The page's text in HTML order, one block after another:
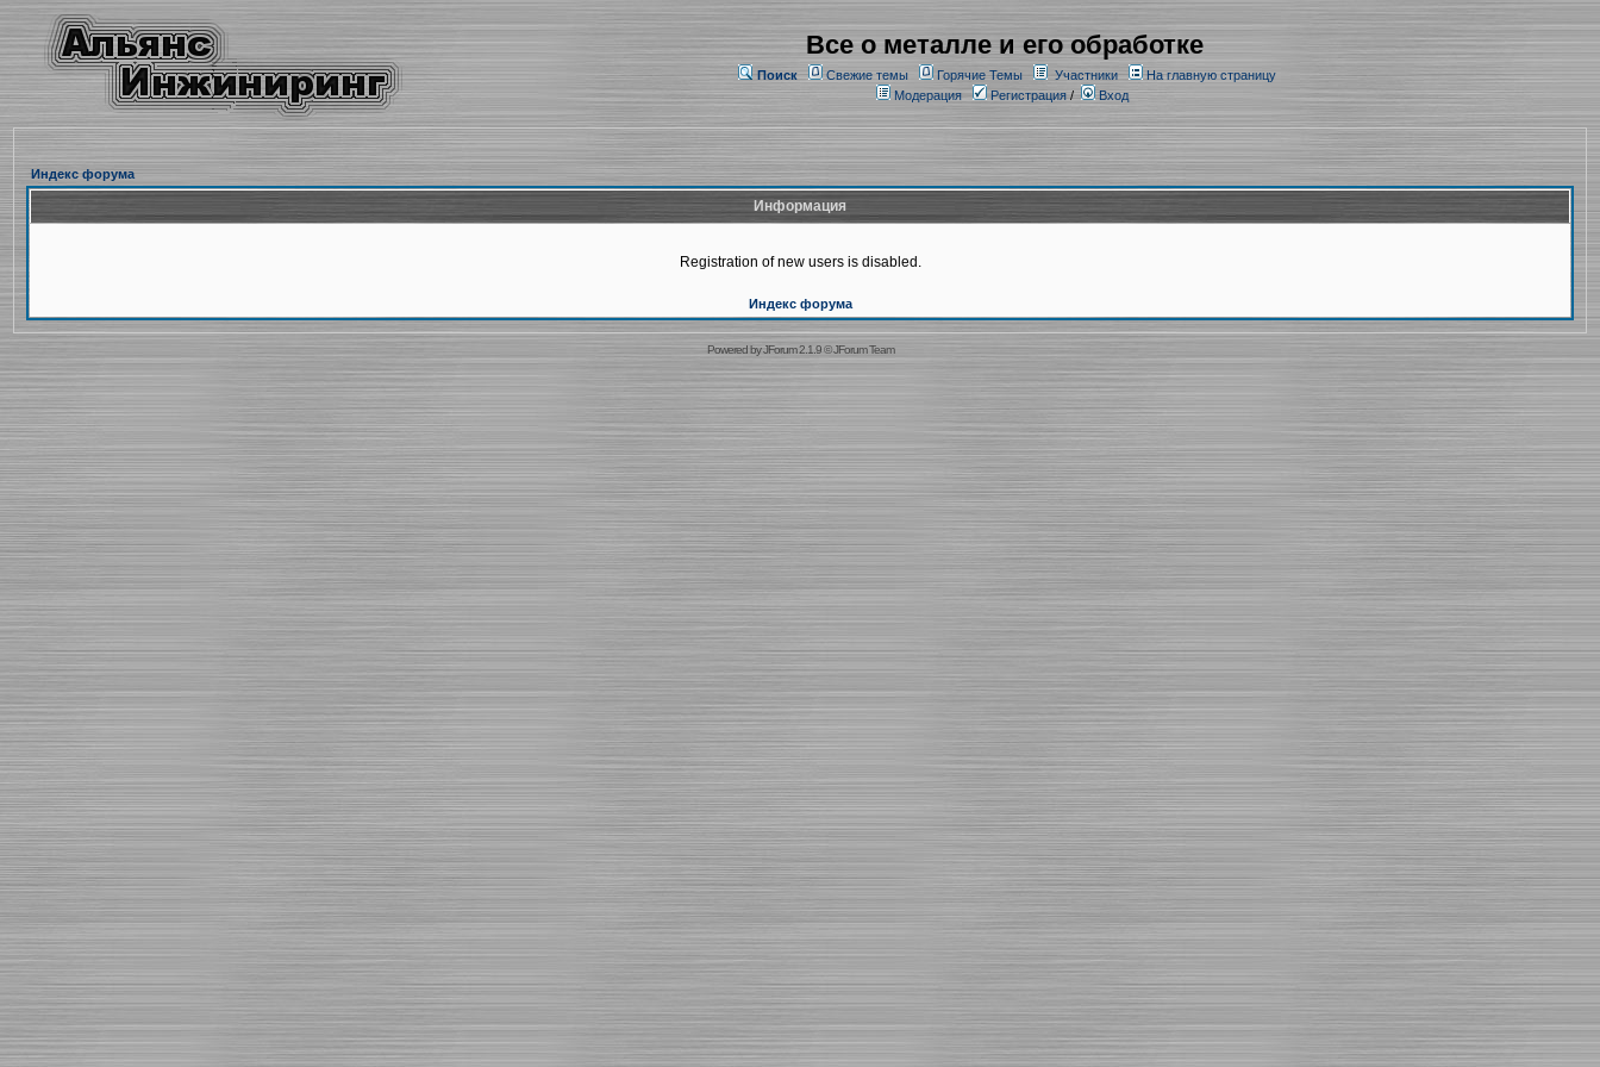
Все о металле и его обработке
Поиск Свежие темы Горячие Темы Участники
На главную страницу
Модерация
Регистрация/ Вход
Индекс форума
Информация
Registration of new users is disabled.
Индекс форума
Powered byJForum 2.1.9©JForum Team